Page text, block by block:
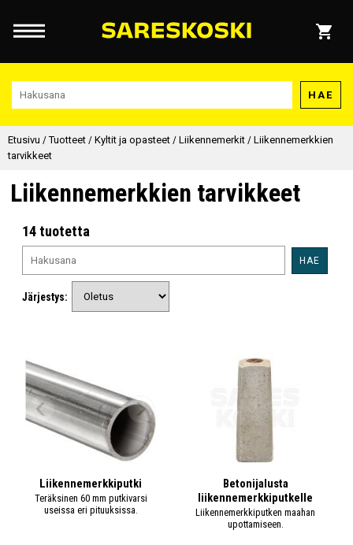
HAE
Etusivu /Tuotteet / Kyltit ja opasteet / Liikennemerkit / Liikennemerkkien
tarvikkeet
Liikennemerkkien tarvikkeet
14 tuotetta
HAE
Järjestys:
Liikennemerkkiputki
Teräksinen 60 mm putkivarsi
useissa eri pituuksissa.
Betonijalusta
liikennemerkkiputkelle
Liikennemerkkiputken maahan
upottamiseen.